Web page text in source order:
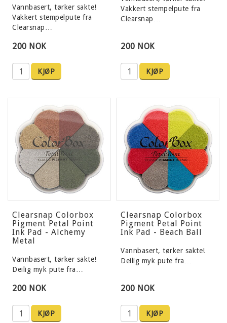
Vannbasert, tørker sakte!
Vakkert stempelpute fra
Clearsnap…
200 NOK
KJØP
Vakkert stempelpute fra
Clearsnap…
200 NOK
KJØP
Clearsnap Colorbox
Pigment Petal Point
Ink Pad - Alchemy
Metal
Vannbasert, tørker sakte!
Deilig myk pute fra…
200 NOK
KJØP
Clearsnap Colorbox
Pigment Petal Point
Ink Pad - Beach Ball
Vannbasert, tørker sakte!
Deilig myk pute fra…
200 NOK
KJØP